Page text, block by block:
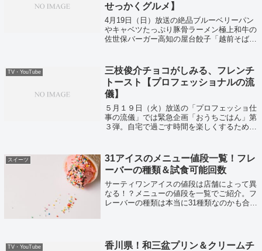
せっかくグルメ】
4月19日（日）放送の絶品ブルーベリーパン
やキャベツたっぷり豚骨ラーメン極上和牛の
佐世保バーガー高知の屋台餃子「越前そば」
いました！
TV・YouTube
三枝俊介チョコがしみる、フレンチ
トースト【プロフェッショナルの流
儀】
５月１９日（火）放送の「プロフェッショ仕
事の流儀」では緊急企画「おうちごはん」第
３弾。自宅で過ごす時間を楽しくするために
スイーツ
31アイスのメニュー値段一覧！フレ
ーバーの種類＆試食可能回数
サーティワンアイスの値段は店舗によって異
なる！？メニューの値段を一覧でご紹介。フ
レーバーの種類は本当に31種類なのかも合わ
TV・YouTube
香川県！和三盆プリン＆クリームチ